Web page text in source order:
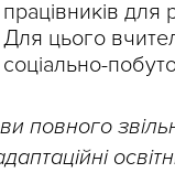
працівників для
Для цього
соціально-
повного